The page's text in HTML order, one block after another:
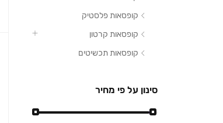
קופסאות פלסטיק
קופסאות קרטון
קופסאות תכשיטים
סינון על פי מחיר